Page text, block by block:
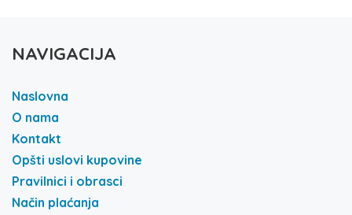
NAVIGACIJA
Naslovna
O nama
Kontakt
Opšti uslovi kupovine
Pravilnici i obrasci
Način plaćanja